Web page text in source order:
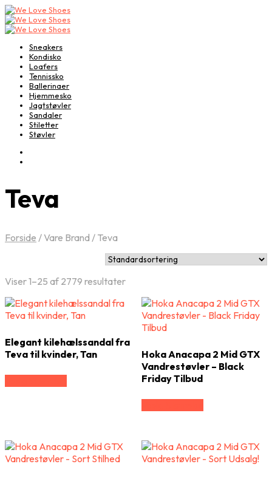
Sneakers
Kondisko
Loafers
Tennissko
Ballerinaer
Hjemmesko
Jagtstøvler
Sandaler
Stiletter
Støvler
Teva
Forside /Vare Brand / Teva
Viser 1–25 af 2779 resultater
Elegant kilehælssandal fra
Teva til kvinder, Tan
Hoka Anacapa 2 Mid GTX
Vandrestøvler – Black
Friday Tilbud